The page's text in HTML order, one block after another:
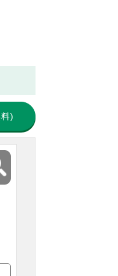
)